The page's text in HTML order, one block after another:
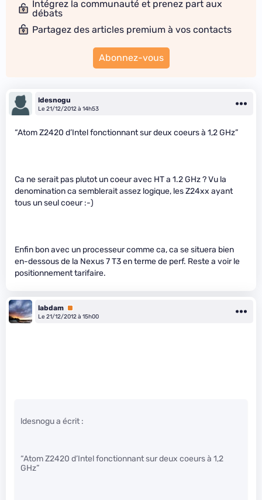
Intégrez la communauté et prenez part aux
débats
Partagez des articles premium à vos contacts
Abonnez-vous
ldesnogu
Le 21/12/2012 à 14h53
“Atom Z2420 d’Intel fonctionnant sur deux coeurs à 1,2 GHz”
Ca ne serait pas plutot un coeur avec HT a 1.2 GHz ? Vu la
denomination ca semblerait assez logique, les Z24xx ayant
tous un seul coeur :-)
Enfin bon avec un processeur comme ca, ca se situera bien
en-dessous de la Nexus 7 T3 en terme de perf. Reste a voir le
positionnement tarifaire.
labdam Premium
Le 21/12/2012 à 15h00
ldesnogu a écrit :
“Atom Z2420 d’Intel fonctionnant sur deux coeurs à 1,2
GHz”